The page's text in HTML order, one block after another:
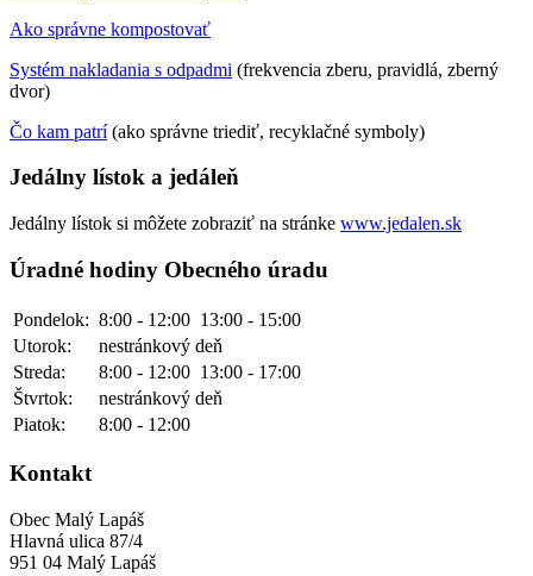
Ako správne kompostovať
Systém nakladania s odpadmi (frekvencia zberu, pravidlá, zberný
dvor)
Čo kam patrí(ako správne triediť, recyklačné symboly)
Jedálny lístok a jedáleň
Jedálny lístok si môžete zobraziť na stránke www.jedalen.sk
Úradné hodiny Obecného úradu
Pondelok: 8:00 - 12:00 13:00 - 15:00
Utorok:
nestránkový deň
Streda:
8:00 - 12:00 13:00 - 17:00
Štvrtok:
nestránkový deň
Piatok:
8:00 - 12:00
Kontakt
Obec Malý Lapáš
Hlavná ulica 87/4
951 04 Malý Lapáš